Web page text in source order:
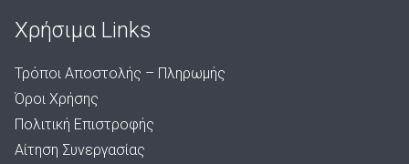
Χρήσιμα Links
Τρόποι Αποστολής – Πληρωμής
Όροι Χρήσης
Πολιτική Επιστροφής
Αίτηση Συνεργασίας